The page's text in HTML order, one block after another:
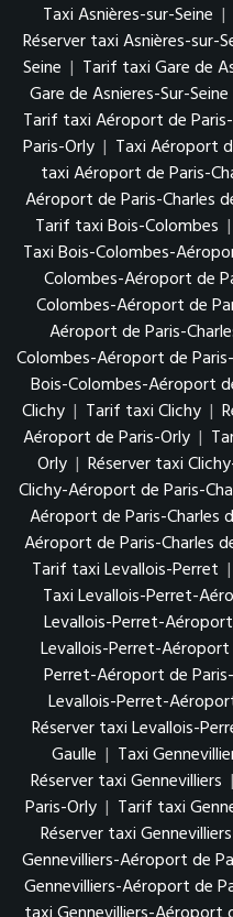
Taxi Asnières-sur-Seine |
Réserver taxi Asnières-sur-
Seine | Tarif taxi Gare de
Gare de Asnieres-Sur-Seine
Tarif taxi Aéroport de
Paris-Orly | Taxi Aéroport
taxi Aéroport de Paris-
Aéroport de Paris-Charles
Tarif taxi Bois-Colombes |
Taxi Bois-Colombes-
Colombes-Aéroport de
Colombes-Aéroport de
Aéroport de Paris-
Colombes-Aéroport de
Bois-Colombes-Aéroport
Clichy | Tarif taxi Clichy |
Aéroport de Paris-Orly |
Orly | Réserver taxi
Clichy-Aéroport de Paris-
Aéroport de Paris-Charles
Aéroport de Paris-Charles
Tarif taxi Levallois-Perret |
Taxi Levallois-Perret-
Levallois-Perret-
Levallois-Perret-
Perret-Aéroport de
Levallois-Perret-
Réserver taxi Levallois-
Gaulle | Taxi
Réserver taxi Gennevilliers |
Paris-Orly | Tarif taxi
Réserver taxi
Gennevilliers-Aéroport de
Gennevilliers-Aéroport de